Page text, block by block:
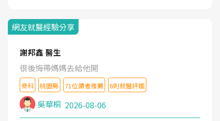
網友就醫經驗分享
謝邦鑫 醫生
很後悔帶媽媽去給他開
骨科 桃園縣 71位讀者推薦 6則就醫評鑑
吳華桐 2026-08-06